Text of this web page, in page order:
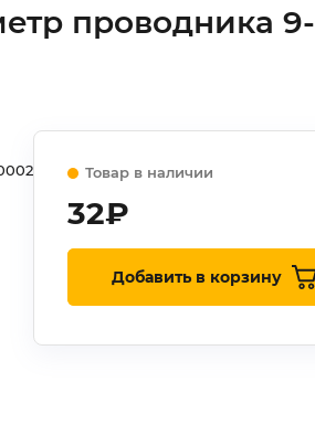
проводника 9-
Товар в наличии
32₽
Добавить в корзину